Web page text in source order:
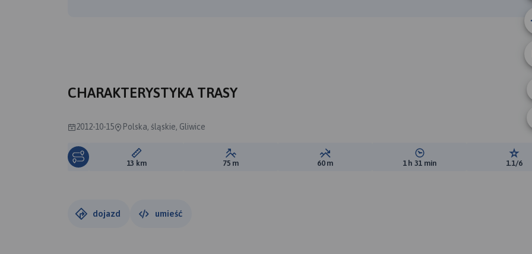
CHARAKTERYSTYKA TRASY
2012-10-15 Polska, śląskie, Gliwice
Długość trasy:
13 km Suma przewyższeń:
75 m Suma spadków:
60 m Średni czas potrzebny na
1 h 31 min 1.1/6
dojazd umieść